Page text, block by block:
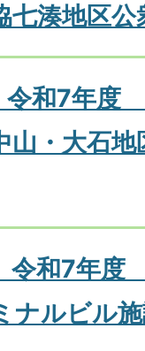
七湊地区
和7年度
山・大石
和7年度
ナルビル